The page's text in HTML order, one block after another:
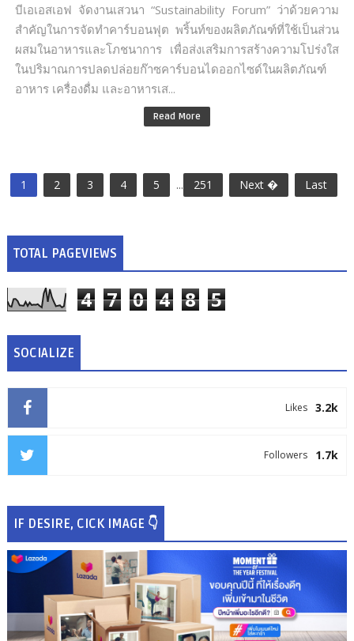
บีเอเอสเอฟ จัดงานเสวนา “Sustainability Forum” ว่าด้วยความ
สำคัญในการจัดทำคาร์บอนฟุต พริ้นท์ของผลิตภัณฑ์ที่ใช้เป็นส่วน
ผสมในอาหารและโภชนาการ เพื่อส่งเสริมการสร้างความโปร่งใส
ในปริมาณการปลดปล่อยก๊าซคาร์บอนไดออกไซด์ในผลิตภัณฑ์
อาหาร เครื่องดื่ม และอาหารเส...
Read More
1 2 3 4 5 ... 251 Next � Last
TOTAL PAGEVIEWS
4 7 0 4 8 5
SOCIALIZE
3.2k
Likes
1.7k
Followers
IF DESIRE, CICK IMAGE 👇